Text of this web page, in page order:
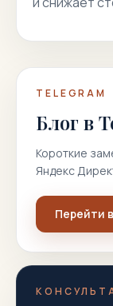
TELEGRAM
Блог в
Короткие
Яндекс
Перейти